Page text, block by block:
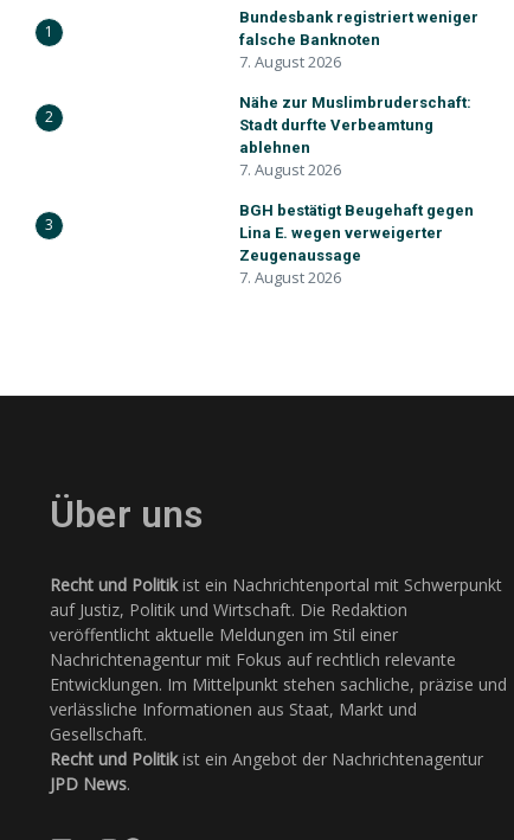
1
Bundesbank registriert weniger
falsche Banknoten
7. August 2026
2
Nähe zur Muslimbruderschaft:
Stadt durfte Verbeamtung
ablehnen
7. August 2026
3
BGH bestätigt Beugehaft gegen
Lina E. wegen verweigerter
Zeugenaussage
7. August 2026
Über uns
Recht und Politikist ein Nachrichtenportal mit Schwerpunkt
auf Justiz, Politik und Wirtschaft. Die Redaktion
veröffentlicht aktuelle Meldungen im Stil einer
Nachrichtenagentur mit Fokus auf rechtlich relevante
Entwicklungen. Im Mittelpunkt stehen sachliche, präzise und
verlässliche Informationen aus Staat, Markt und
Gesellschaft.
Recht und Politikist ein Angebot der Nachrichtenagentur
JPD News.